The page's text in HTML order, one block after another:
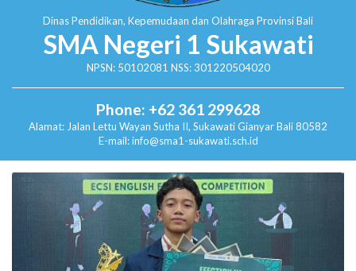
Dinas Pendidikan, Kepemudaan dan Olahraga Provinsi Bali
SMA Negeri 1 Sukawati
NPSN: 50102081 NSS: 301220504020
Phone: +62 361 299628
Alamat: Jalan Lettu Wayan Sutha II, SukawatiGianyar Bali 80582
E-mail: info@sma1-sukawati.sch.id